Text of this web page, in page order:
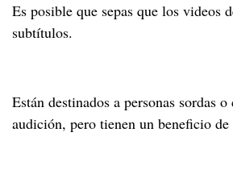
Es posible que sepas que los videos
subtítulos.
Están destinados a personas sordas
audición, pero tienen un beneficio de